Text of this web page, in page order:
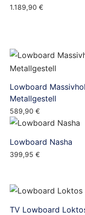
1.189,90 €
Lowboard
Metallgestell
589,90 €
Lowboard Nasha
399,95 €
TV Lowboard